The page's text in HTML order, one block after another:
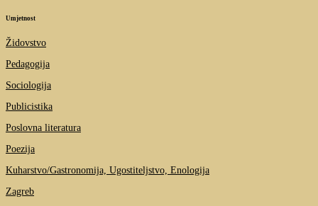
Umjetnost
Židovstvo
Pedagogija
Sociologija
Publicistika
Poslovna literatura
Poezija
Kuharstvo/Gastronomija, Ugostiteljstvo, Enologija
Zagreb